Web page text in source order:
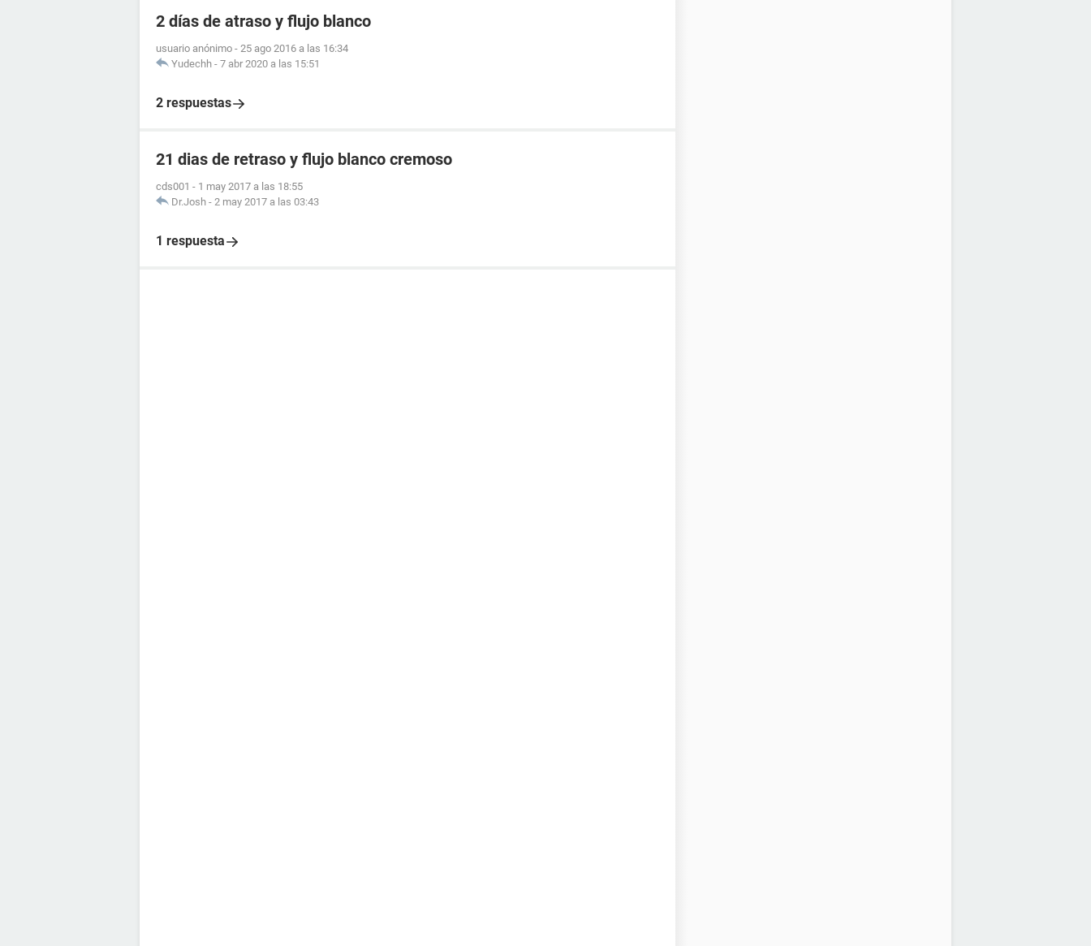
2 días de atraso y flujo blanco
usuario anónimo - 25 ago 2016 a las 16:34
Yudechh - 7 abr 2020 a las 15:51
2 respuestas
21 dias de retraso y flujo blanco cremoso
cds001 - 1 may 2017 a las 18:55
Dr.Josh - 2 may 2017 a las 03:43
1 respuesta